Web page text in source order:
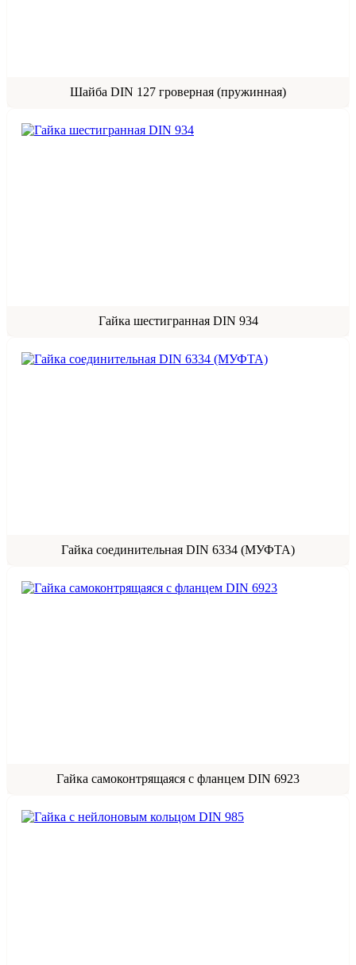
Шайба DIN 127 гроверная (пружинная)
Гайка шестигранная DIN 934
Гайка соединительная DIN 6334 (МУФТА)
Гайка самоконтрящаяся с фланцем DIN 6923